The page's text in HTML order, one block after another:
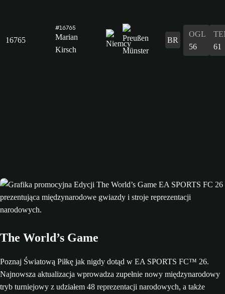
16765
#16765
Marian
Kirsch
BR
OGL
56
61
The World’s Game
Poznaj Światową Piłkę jak nigdy dotąd w EA SPORTS FC™ 26.
Najnowsza aktualizacja wprowadza zupełnie nowy międzynarodowy
tryb turniejowy z udziałem 48 reprezentacji narodowych, a także